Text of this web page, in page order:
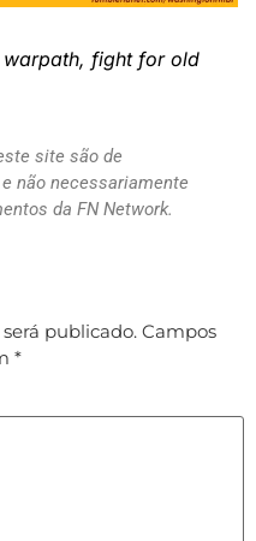
warpath, fight for old
site são de
não necessariamente
da FN Network.
publicado. Campos
*